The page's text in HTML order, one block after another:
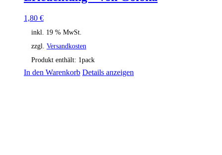
1,80 €
inkl. 19 % MwSt.
zzgl. Versandkosten
Produkt enthält: 1pack
In den Warenkorb Details anzeigen